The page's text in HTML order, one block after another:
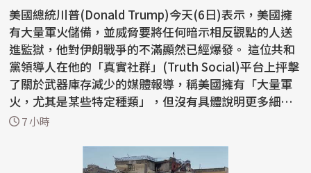
美國總統川普(Donald Trump)今天(6日)表示，美國擁
有大量軍火儲備，並威脅要將任何暗示相反觀點的人送
進監獄，他對伊朗戰爭的不滿顯然已經爆發。 這位共和
黨領導人在他的「真實社群」(Truth Social)平台上抨擊
了關於武器庫存減少的媒體報導，稱美國擁有「大量軍
火，尤其是某些特定種類」，但沒有具體說明更多細
節。...
7 小時